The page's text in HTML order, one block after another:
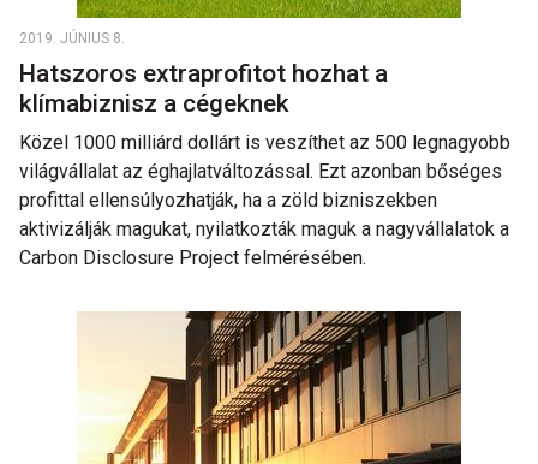
2019. JÚNIUS 8.
Hatszoros extraprofitot hozhat a
klímabiznisz a cégeknek
Közel 1000 milliárd dollárt is veszíthet az 500 legnagyobb
világvállalat az éghajlatváltozással. Ezt azonban bőséges
profittal ellensúlyozhatják, ha a zöld bizniszekben
aktivizálják magukat, nyilatkozták maguk a nagyvállalatok a
Carbon Disclosure Project felmérésében.